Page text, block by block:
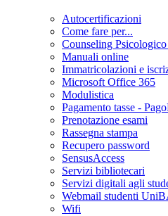
Autocertificazioni
Come fare per...
Counseling
Manuali online
Immatricolazioni e
Microsoft Office 365
Modulistica
Pagamento tasse -
Prenotazione esami
Rassegna stampa
Recupero password
SensusAccess
Servizi bibliotecari
Servizi digitali agli
Webmail studenti
Wifi